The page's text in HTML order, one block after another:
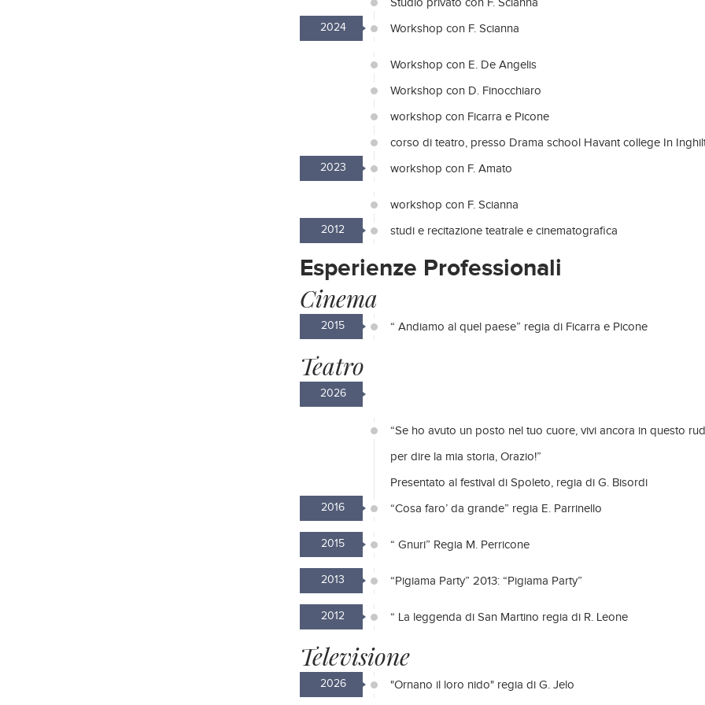
Studio privato con F. Scianna
2024 Workshop con F. Scianna
Workshop con E. De Angelis
Workshop con D. Finocchiaro
workshop con Ficarra e Picone
corso di teatro, presso Drama school Havant college In
2023 workshop con F. Amato
workshop con F. Scianna
2012 studi e recitazione teatrale e cinematografica
Esperienze Professionali
Cinema
2015 “ Andiamo al quel paese” regia di Ficarra e Picone
Teatro
2026
“Se ho avuto un posto nel tuo cuore, vivi ancora in questo
per dire la mia storia, Orazio!”
Presentato al festival di Spoleto, regia di G. Bisordi
2016 “Cosa faro’ da grande” regia E. Parrinello
2015 “ Gnuri” Regia M. Perricone
2013 “Pigiama Party” 2013: “Pigiama Party”
2012 “ La leggenda di San Martino regia di R. Leone
Televisione
2026 "Ornano il loro nido" regia di G. Jelo